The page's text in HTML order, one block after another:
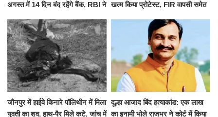
अगस्त में 14 दिन बंद रहेंगे बैंक, RBI ने खत्म किया प्रोटेस्ट, FIR वापसी समेत
जौनपुर में हाईवे किनारे पॉलिथीन में मिला
युवती का शव, हाथ-पैर मिले कटे, जांच में
दूल्हा आजाद बिंद हत्याकांड: एक लाख
का इनामी भोले राजभर ने कोर्ट में किया